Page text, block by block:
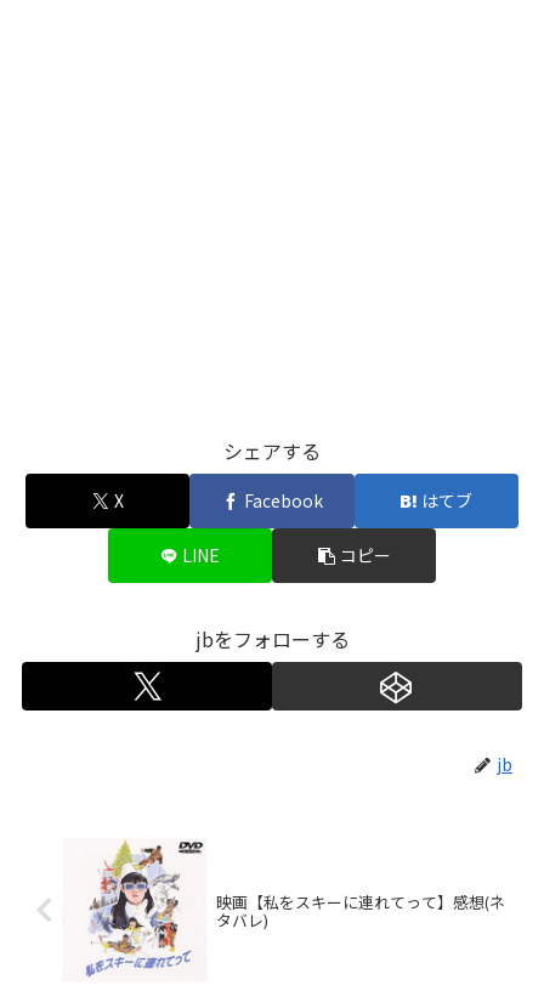
シェアする
X Facebook はてブ
LINE コピー
jbをフォローする
jb
映画【私をスキーに連れてって】感想(ネ
タバレ)